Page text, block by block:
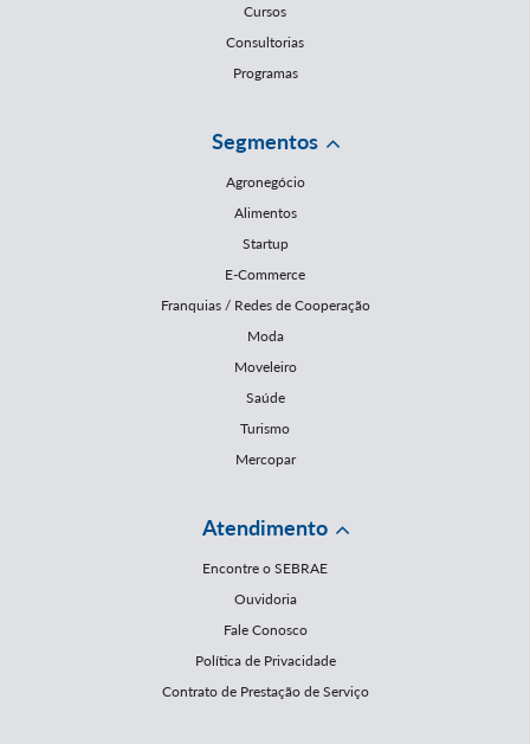
Cursos
Consultorias
Programas
Segmentos
Agronegócio
Alimentos
Startup
E-Commerce
Franquias / Redes de Cooperação
Moda
Moveleiro
Saúde
Turismo
Mercopar
Atendimento
Encontre o SEBRAE
Ouvidoria
Fale Conosco
Política de Privacidade
Contrato de Prestação de Serviço